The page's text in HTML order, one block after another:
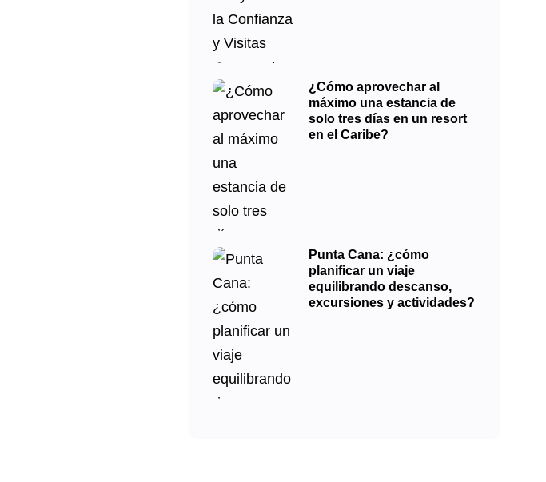
¿Cómo aprovechar al
máximo una estancia de
solo tres días en un resort
en el Caribe?
Punta Cana: ¿cómo
planificar un viaje
equilibrando descanso,
excursiones y actividades?